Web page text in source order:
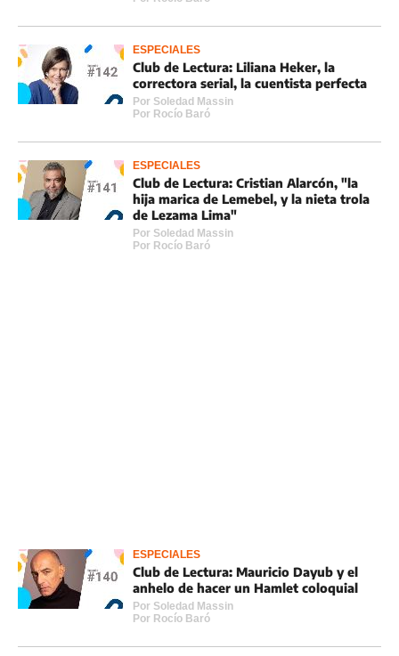
ESPECIALES
Club de Lectura: Liliana Heker, la
correctora serial, la cuentista perfecta
Por Soledad Massin
Por Rocí­o Baró
ESPECIALES
Club de Lectura: Cristian Alarcón, "la
hija marica de Lemebel, y la nieta trola
de Lezama Lima"
Por Soledad Massin
Por Rocí­o Baró
ESPECIALES
Club de Lectura: Mauricio Dayub y el
anhelo de hacer un Hamlet coloquial
Por Soledad Massin
Por Rocí­o Baró